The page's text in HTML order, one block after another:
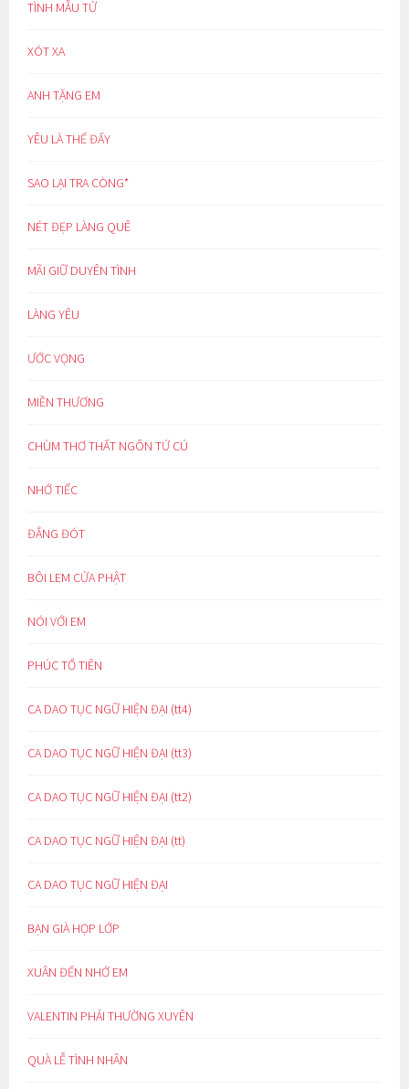
TÌNH MẪU TỬ
XÓT XA
ANH TẶNG EM
YÊU LÀ THẾ ĐẤY
SAO LẠI TRA CÒNG*
NÉT ĐẸP LÀNG QUÊ
MÃI GIỮ DUYÊN TÌNH
LÀNG YÊU
ƯỚC VỌNG
MIỀN THƯƠNG
CHÙM THƠ THẤT NGÔN TỨ CÚ
NHỚ TIẾC
ĐẮNG ĐÓT
BÔI LEM CỬA PHẬT
NÓI VỚI EM
PHÚC TỔ TIÊN
CA DAO TỤC NGỮ HIỆN ĐẠI (tt4)
CA DAO TỤC NGỮ HIỆN ĐẠI (tt3)
CA DAO TỤC NGỮ HIỆN ĐẠI (tt2)
CA DAO TỤC NGỮ HIỆN ĐẠI (tt)
CA DAO TỤC NGỮ HIỆN ĐẠI
BẠN GIÀ HỌP LỚP
XUÂN ĐẾN NHỚ EM
VALENTIN PHẢI THƯỜNG XUYÊN
QUÀ LỄ TÌNH NHÂN